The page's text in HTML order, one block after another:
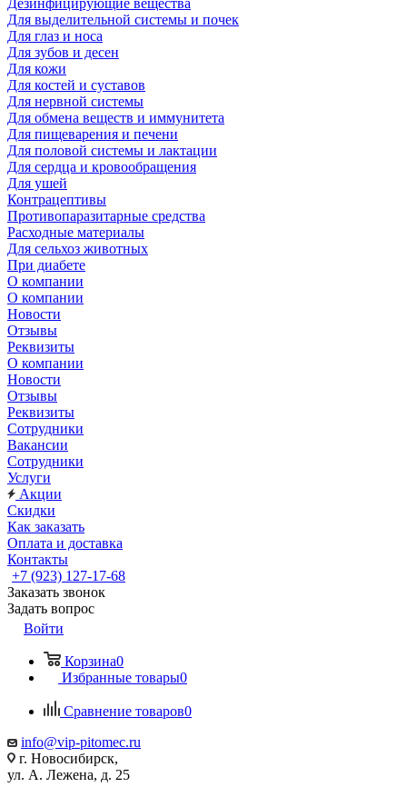
Дезинфицирующие вещества
Для выделительной системы и почек
Для глаз и носа
Для зубов и десен
Для кожи
Для костей и суставов
Для нервной системы
Для обмена веществ и иммунитета
Для пищеварения и печени
Для половой системы и лактации
Для сердца и кровообращения
Для ушей
Контрацептивы
Противопаразитарные средства
Расходные материалы
Для сельхоз животных
При диабете
О компании
О компании
Новости
Отзывы
Реквизиты
О компании
Новости
Отзывы
Реквизиты
Сотрудники
Вакансии
Сотрудники
Услуги
Акции
Скидки
Как заказать
Оплата и доставка
Контакты
+7 (923) 127-17-68
Заказать звонок
Задать вопрос
Войти
Корзина0
Избранные товары0
Сравнение товаров0
info@vip-pitomec.ru
г. Новосибирск,
ул. А. Лежена, д. 25